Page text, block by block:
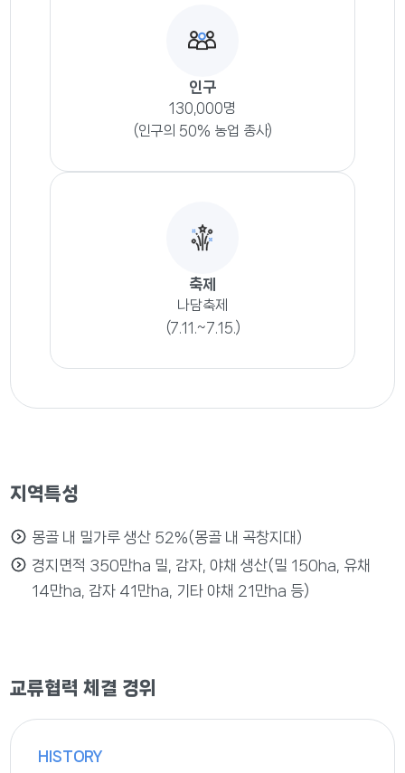
인구
130,000명
(인구의 50% 농업 종사)
축제
나담축제
(7.11.~7.15.)
지역특성
몽골 내 밀가루 생산 52%(몽골 내 곡창지대)
경지면적 350만ha 밀, 감자, 야채 생산(밀 150ha, 유채
14만ha, 감자 41만ha, 기타 야채 21만ha 등)
교류협력 체결 경위
HISTORY